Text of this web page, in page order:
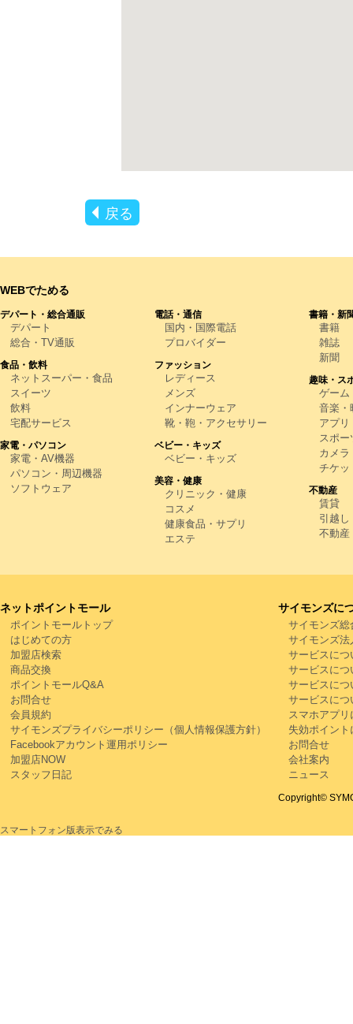
戻る
WEBでためる
デパート・総合通販
デパート
総合・TV通販
食品・飲料
ネットスーパー・食品
スイーツ
飲料
宅配サービス
家電・パソコン
家電・AV機器
パソコン・周辺機器
ソフトウェア
電話・通信
国内・国際電話
プロバイダー
ファッション
レディース
メンズ
インナーウェア
靴・鞄・アクセサリー
ベビー・キッズ
ベビー・キッズ
美容・健康
クリニック・健康
コスメ
健康食品・サプリ
エステ
書籍・新
書籍
雑誌
新聞
趣味・ス
ゲーム
音楽・
アプリ
スポー
カメラ
チケッ
不動産
賃貸
引越し
不動産
ネットポイントモール
ポイントモールトップ
はじめての方
加盟店検索
商品交換
ポイントモールQ&A
お問合せ
会員規約
サイモンズプライバシーポリシー（個人情報保護方針）
Facebookアカウント運用ポリシー
加盟店NOW
スタッフ日記
サイモンズに
サイモンズ総
サイモンズ法
サービスにつ
サービスにつ
サービスにつ
サービスにつ
スマホアプリ
失効ポイント
お問合せ
会社案内
ニュース
Copyright©
スマートフォン版表示でみる